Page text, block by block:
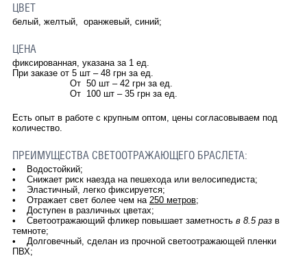
ЦВЕТ
белый, желтый, оранжевый, синий;
ЦЕНА
фиксированная, указана за 1 ед.
При заказе от 5 шт – 48 грн за ед.
От 50 шт – 42 грн за ед.
От 100 шт – 35 грн за ед.
Есть опыт в работе с крупным оптом, цены согласовываем под
количество.
ПРЕИМУЩЕСТВА СВЕТООТРАЖАЮЩЕГО БРАСЛЕТА:
• Водостойкий;
• Снижает риск наезда на пешехода или велосипедиста;
• Эластичный, легко фиксируется;
• Отражает свет более чем на 250 метров;
• Доступен в различных цветах;
• Светоотражающий фликер повышает заметность в 8.5 разв
темноте;
• Долговечный, сделан из прочной светоотражающей пленки
ПВХ;